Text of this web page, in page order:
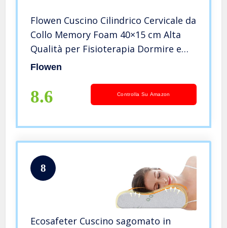
Flowen Cuscino Cilindrico Cervicale da
Collo Memory Foam 40×15 cm Alta
Qualità per Fisioterapia Dormire e
Riposare Supporto Ergonomico per
Divano con Federa Lavabile
Flowen
8.6 Controlla Su Amazon
8
Ecosafeter Cuscino sagomato in